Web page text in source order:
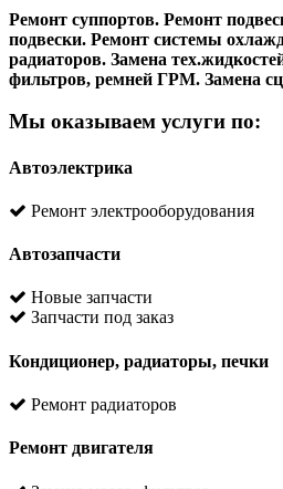
Ремонт суппортов. Ремонт
подвески. Ремонт системы
радиаторов. Замена
фильтров, ремней ГРМ. Замена
Мы оказываем услуги по:
Автоэлектрика
Ремонт электрооборудования
Автозапчасти
Новые запчасти
Запчасти под заказ
Кондиционер, радиаторы, печки
Ремонт радиаторов
Ремонт двигателя